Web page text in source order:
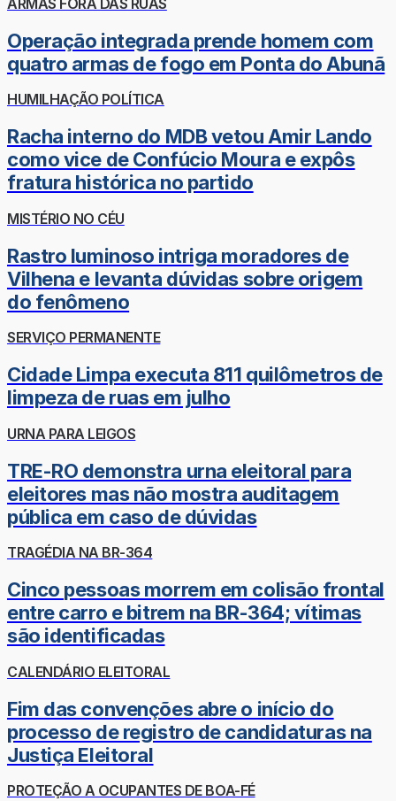
Operação integrada prende homem com
quatro armas de fogo em Ponta do Abunã
HUMILHAÇÃO POLÍTICA
Racha interno do MDB vetou Amir Lando
como vice de Confúcio Moura e expôs
fratura histórica no partido
MISTÉRIO NO CÉU
Rastro luminoso intriga moradores de
Vilhena e levanta dúvidas sobre origem
do fenômeno
SERVIÇO PERMANENTE
Cidade Limpa executa 811 quilômetros de
limpeza de ruas em julho
URNA PARA LEIGOS
TRE-RO demonstra urna eleitoral para
eleitores mas não mostra auditagem
pública em caso de dúvidas
TRAGÉDIA NA BR-364
Cinco pessoas morrem em colisão frontal
entre carro e bitrem na BR-364; vítimas
são identificadas
CALENDÁRIO ELEITORAL
Fim das convenções abre o início do
processo de registro de candidaturas na
Justiça Eleitoral
PROTEÇÃO A OCUPANTES DE BOA-FÉ